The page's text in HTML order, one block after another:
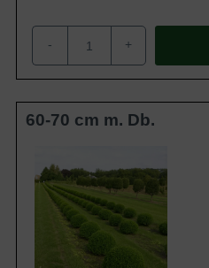
- +
60-70 cm m. Db.